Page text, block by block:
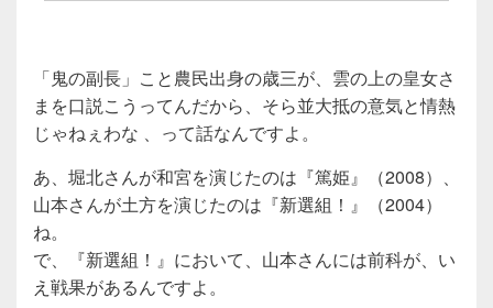
「鬼の副長」こと農民出身の歳三が、雲の上の皇女さ
まを口説こうってんだから、そら並大抵の意気と情熱
じゃねぇわな 、って話なんですよ。
あ、堀北さんが和宮を演じたのは『篤姫』（2008）、
山本さんが土方を演じたのは『新選組！』（2004）
ね。
で、『新選組！』において、山本さんには前科が、い
え戦果があるんですよ。